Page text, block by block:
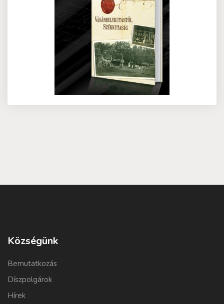
Községünk
Bemutatkozás
Díszpolgárok
Hírek